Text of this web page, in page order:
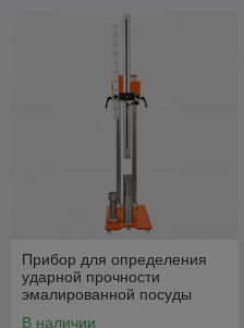
Прибор для определения
ударной прочности
эмалированной посуды
В наличии